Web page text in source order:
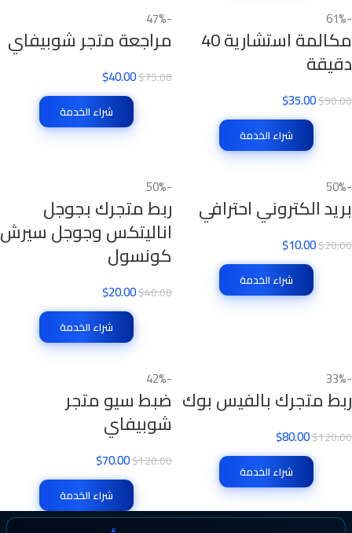
-61%
مكالمة استشارية 40
دقيقة
$90.00
$35.00
شراء الخدمة
-47%
مراجعة متجر شوبيفاي
$75.00
$40.00
شراء الخدمة
-50%
بريد الكتروني احترافي
$20.00
$10.00
شراء الخدمة
-50%
ربط متجرك بجوجل
اناليتكس وجوجل سيرش
كونسول
$40.00
$20.00
شراء الخدمة
-33%
ربط متجرك بالفيس بوك
$120.00
$80.00
شراء الخدمة
-42%
ضبط سيو متجر
شوبيفاي
$120.00
$70.00
شراء الخدمة